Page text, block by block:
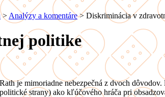
> Analýzy a komentáre> Diskriminácia v
politike
je mimoriadne nebezpečná z dvoch
strany) ako kľúčového hráča pri